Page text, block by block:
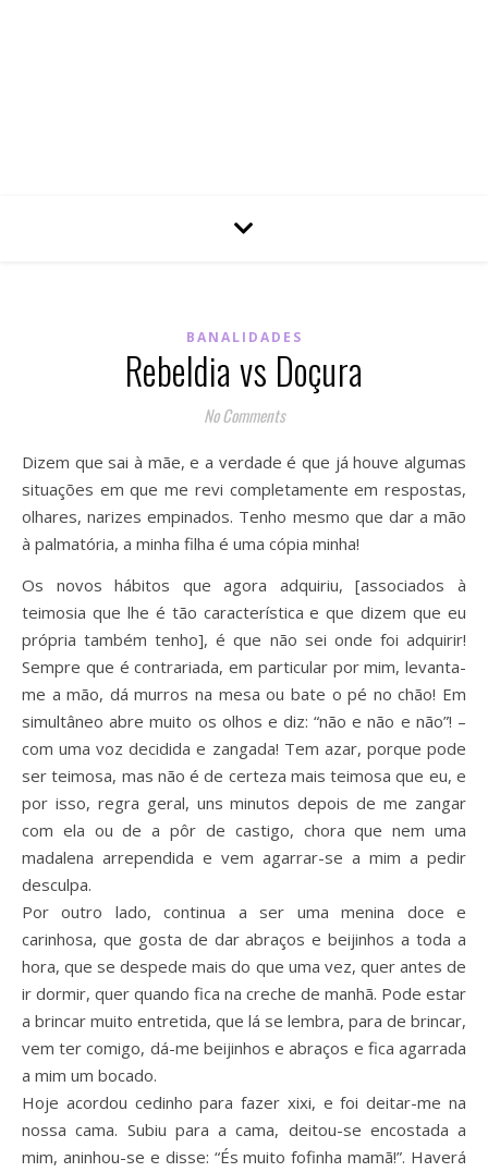
BANALIDADES
Rebeldia vs Doçura
No Comments
Dizem que sai à mãe, e a verdade é que já houve algumas
situações em que me revi completamente em respostas,
olhares, narizes empinados. Tenho mesmo que dar a mão
à palmatória, a minha filha é uma cópia minha!
Os novos hábitos que agora adquiriu, [associados à
teimosia que lhe é tão característica e que dizem que eu
própria também tenho], é que não sei onde foi adquirir!
Sempre que é contrariada, em particular por mim, levanta-
me a mão, dá murros na mesa ou bate o pé no chão! Em
simultâneo abre muito os olhos e diz: “não e não e não”! –
com uma voz decidida e zangada! Tem azar, porque pode
ser teimosa, mas não é de certeza mais teimosa que eu, e
por isso, regra geral, uns minutos depois de me zangar
com ela ou de a pôr de castigo, chora que nem uma
madalena arrependida e vem agarrar-se a mim a pedir
desculpa.
Por outro lado, continua a ser uma menina doce e
carinhosa, que gosta de dar abraços e beijinhos a toda a
hora, que se despede mais do que uma vez, quer antes de
ir dormir, quer quando fica na creche de manhã. Pode estar
a brincar muito entretida, que lá se lembra, para de brincar,
vem ter comigo, dá-me beijinhos e abraços e fica agarrada
a mim um bocado.
Hoje acordou cedinho para fazer xixi, e foi deitar-me na
nossa cama. Subiu para a cama, deitou-se encostada a
mim, aninhou-se e disse: “És muito fofinha mamã!”. Haverá